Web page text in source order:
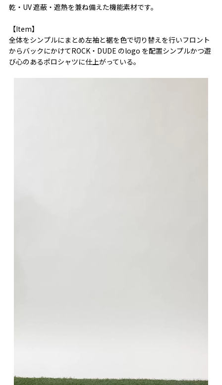
乾・UV 遮蔽・遮熱を兼ね備えた機能素材です。
【Item】
全体をシンプルにまとめ左袖と裾を色で切り替えを行いフロント
からバックにかけてROCK・DUDE のlogo を配置シンプルかつ遊
び心のあるポロシャツに仕上がっている。